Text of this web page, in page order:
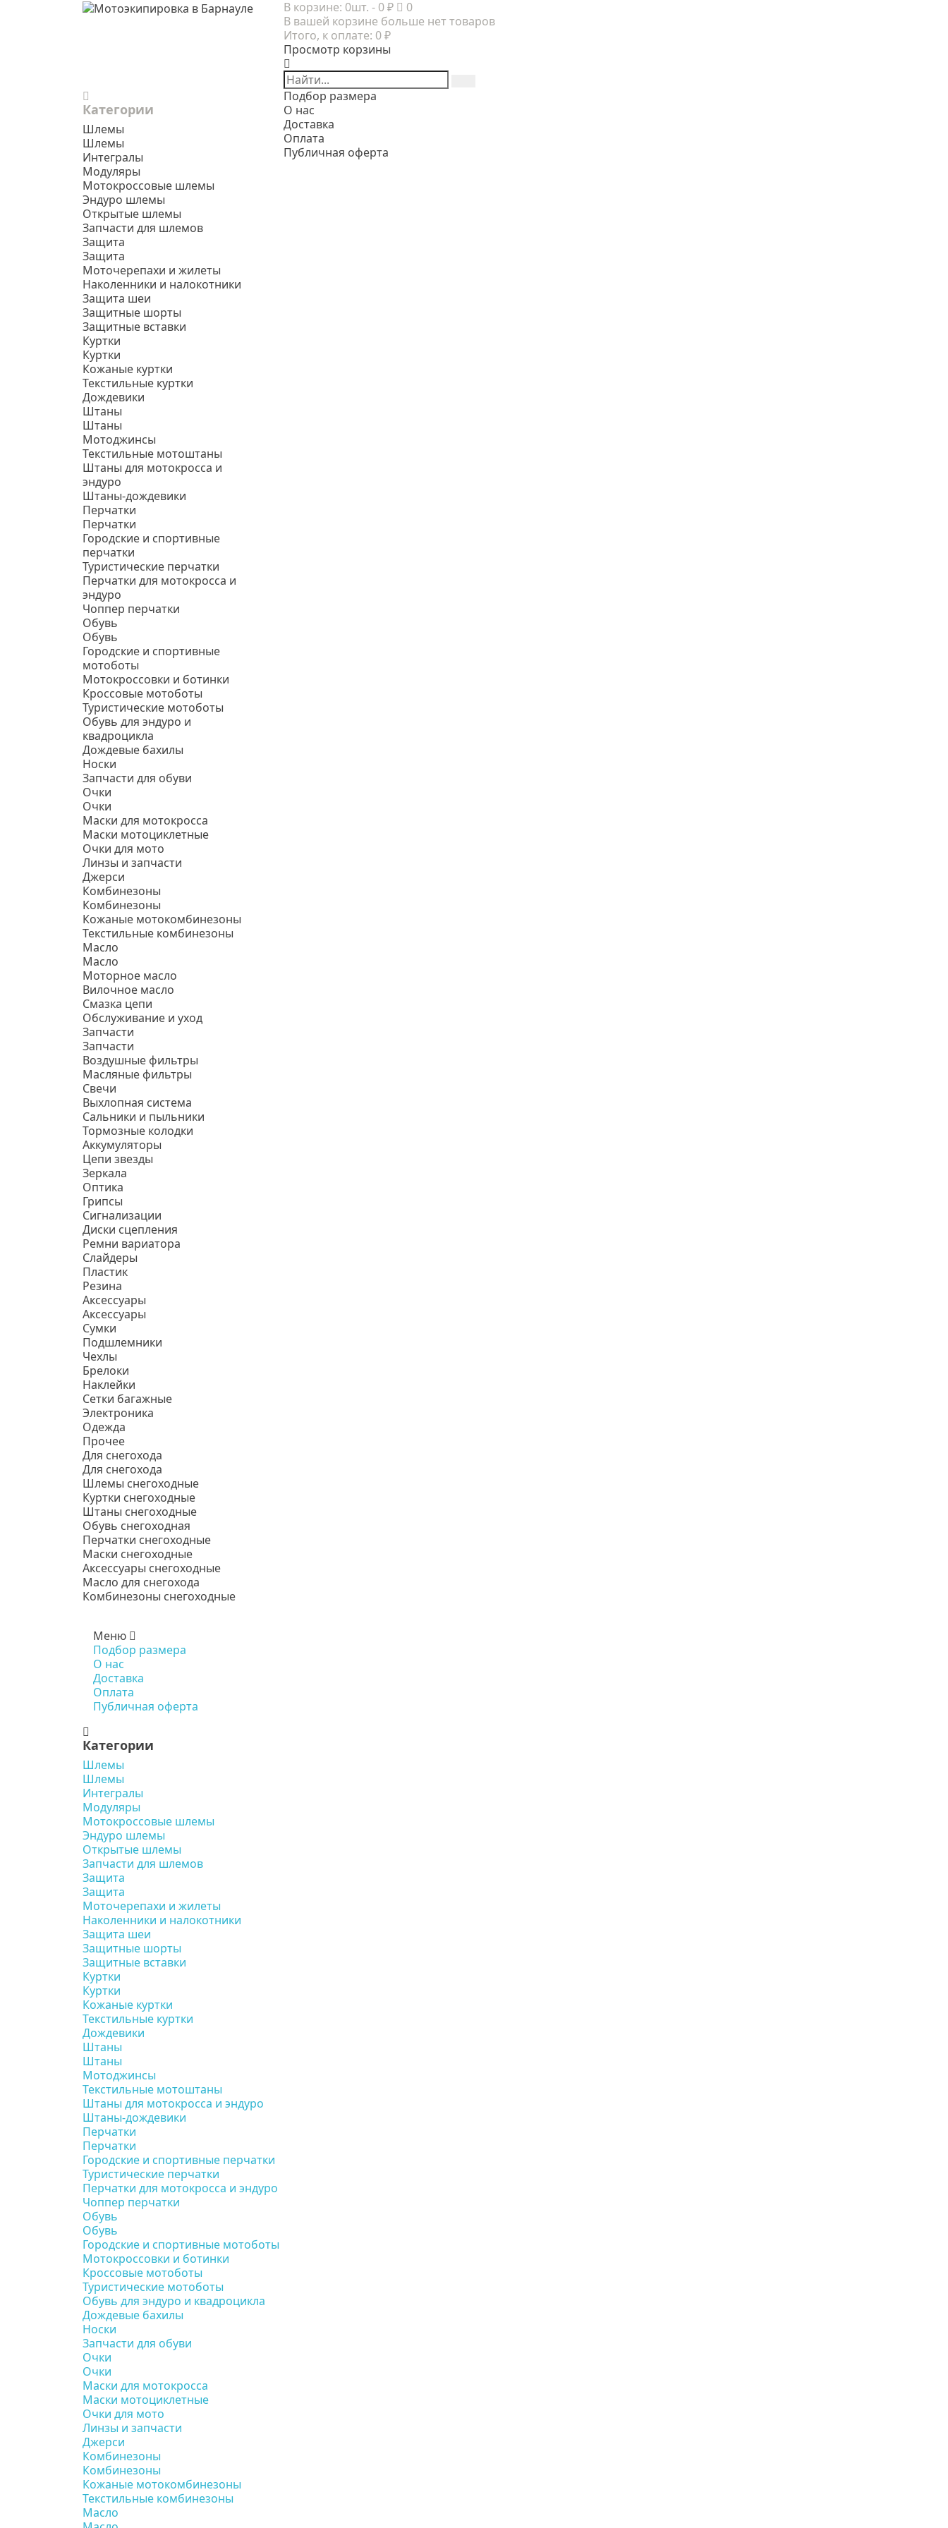
В корзине: 0шт. - 0 ₽
0
В вашей корзине больше нет товаров
Итого, к оплате: 0 ₽
Просмотр корзины
Категории
Шлемы
Шлемы
Интегралы
Модуляры
Мотокроссовые шлемы
Эндуро шлемы
Открытые шлемы
Запчасти для шлемов
Защита
Защита
Моточерепахи и жилеты
Наколенники и налокотники
Защита шеи
Защитные шорты
Защитные вставки
Куртки
Куртки
Кожаные куртки
Текстильные куртки
Дождевики
Штаны
Штаны
Мотоджинсы
Текстильные мотоштаны
Штаны для мотокросса и
эндуро
Штаны-дождевики
Перчатки
Перчатки
Городские и спортивные
перчатки
Туристические перчатки
Перчатки для мотокросса и
эндуро
Чоппер перчатки
Обувь
Обувь
Городские и спортивные
мотоботы
Мотокроссовки и ботинки
Кроссовые мотоботы
Туристические мотоботы
Обувь для эндуро и
квадроцикла
Дождевые бахилы
Носки
Запчасти для обуви
Очки
Очки
Маски для мотокросса
Маски мотоциклетные
Очки для мото
Линзы и запчасти
Джерси
Комбинезоны
Комбинезоны
Кожаные мотокомбинезоны
Текстильные комбинезоны
Масло
Масло
Моторное масло
Вилочное масло
Смазка цепи
Обслуживание и уход
Запчасти
Запчасти
Воздушные фильтры
Масляные фильтры
Свечи
Выхлопная система
Сальники и пыльники
Тормозные колодки
Аккумуляторы
Цепи звезды
Зеркала
Оптика
Грипсы
Сигнализации
Диски сцепления
Ремни вариатора
Слайдеры
Пластик
Резина
Аксессуары
Аксессуары
Сумки
Подшлемники
Чехлы
Брелоки
Наклейки
Сетки багажные
Электроника
Одежда
Прочее
Для снегохода
Для снегохода
Шлемы снегоходные
Куртки снегоходные
Штаны снегоходные
Обувь снегоходная
Перчатки снегоходные
Маски снегоходные
Аксессуары снегоходные
Масло для снегохода
Комбинезоны снегоходные
Подбор размера
О нас
Доставка
Оплата
Публичная оферта
Меню
Подбор размера
О нас
Доставка
Оплата
Публичная оферта
Категории
Шлемы
Шлемы
Интегралы
Модуляры
Мотокроссовые шлемы
Эндуро шлемы
Открытые шлемы
Запчасти для шлемов
Защита
Защита
Моточерепахи и жилеты
Наколенники и налокотники
Защита шеи
Защитные шорты
Защитные вставки
Куртки
Куртки
Кожаные куртки
Текстильные куртки
Дождевики
Штаны
Штаны
Мотоджинсы
Текстильные мотоштаны
Штаны для мотокросса и эндуро
Штаны-дождевики
Перчатки
Перчатки
Городские и спортивные перчатки
Туристические перчатки
Перчатки для мотокросса и эндуро
Чоппер перчатки
Обувь
Обувь
Городские и спортивные мотоботы
Мотокроссовки и ботинки
Кроссовые мотоботы
Туристические мотоботы
Обувь для эндуро и квадроцикла
Дождевые бахилы
Носки
Запчасти для обуви
Очки
Очки
Маски для мотокросса
Маски мотоциклетные
Очки для мото
Линзы и запчасти
Джерси
Комбинезоны
Комбинезоны
Кожаные мотокомбинезоны
Текстильные комбинезоны
Масло